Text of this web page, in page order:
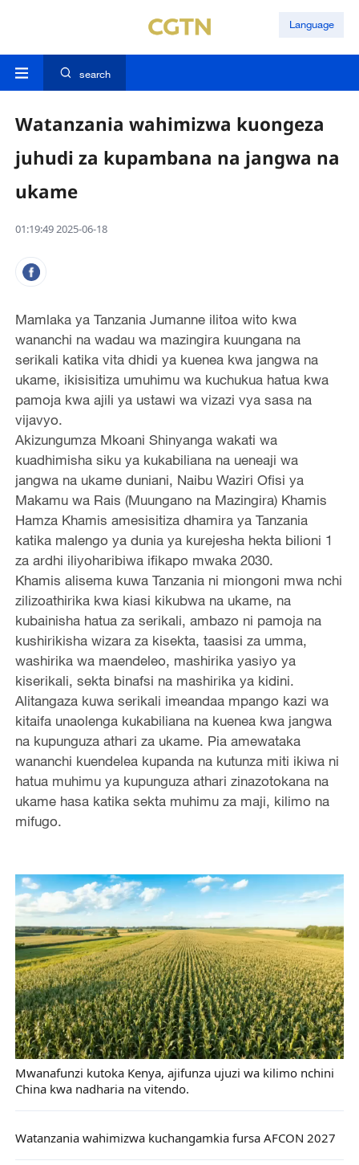
Language
search
Watanzania wahimizwa kuongeza
juhudi za kupambana na jangwa na
ukame
01:19:49 2025-06-18
Mamlaka ya Tanzania Jumanne ilitoa wito kwa
wananchi na wadau wa mazingira kuungana na
serikali katika vita dhidi ya kuenea kwa jangwa na
ukame, ikisisitiza umuhimu wa kuchukua hatua kwa
pamoja kwa ajili ya ustawi wa vizazi vya sasa na
vijavyo.
Akizungumza Mkoani Shinyanga wakati wa
kuadhimisha siku ya kukabiliana na ueneaji wa
jangwa na ukame duniani, Naibu Waziri Ofisi ya
Makamu wa Rais (Muungano na Mazingira) Khamis
Hamza Khamis amesisitiza dhamira ya Tanzania
katika malengo ya dunia ya kurejesha hekta bilioni 1
za ardhi iliyoharibiwa ifikapo mwaka 2030.
Khamis alisema kuwa Tanzania ni miongoni mwa nchi
zilizoathirika kwa kiasi kikubwa na ukame, na
kubainisha hatua za serikali, ambazo ni pamoja na
kushirikisha wizara za kisekta, taasisi za umma,
washirika wa maendeleo, mashirika yasiyo ya
kiserikali, sekta binafsi na mashirika ya kidini.
Alitangaza kuwa serikali imeandaa mpango kazi wa
kitaifa unaolenga kukabiliana na kuenea kwa jangwa
na kupunguza athari za ukame. Pia amewataka
wananchi kuendelea kupanda na kutunza miti ikiwa ni
hatua muhimu ya kupunguza athari zinazotokana na
ukame hasa katika sekta muhimu za maji, kilimo na
mifugo.
Mwanafunzi kutoka Kenya, ajifunza ujuzi wa kilimo nchini
China kwa nadharia na vitendo.
Watanzania wahimizwa kuchangamkia fursa AFCON 2027